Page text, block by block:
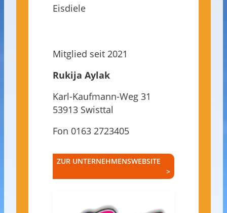
Eisdiele
Mitglied seit 2021
Rukija Aylak
Karl-Kaufmann-Weg 31
53913 Swisttal
Fon 0163 2723405
ZUR UNTERNEHMENSWEBSITE